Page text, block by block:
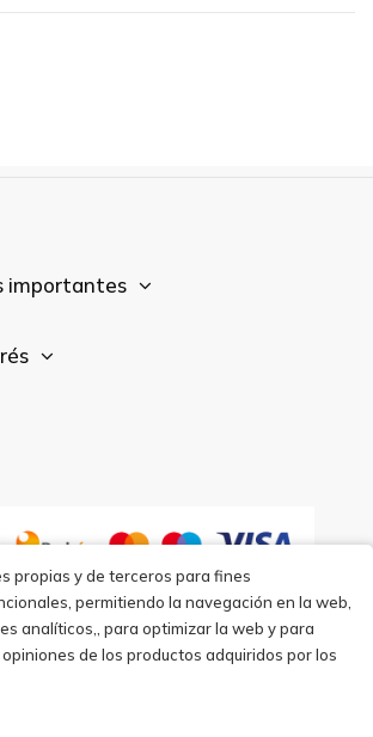
importantes
propias y de terceros para fines
permitiendo la navegación en la web,
analíticos,, para optimizar la web y para
de los productos adquiridos por los